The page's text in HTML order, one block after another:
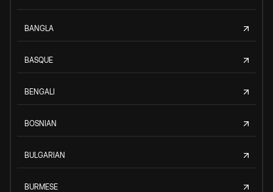
BANGLA
BASQUE
BENGALI
BOSNIAN
BULGARIAN
BURMESE